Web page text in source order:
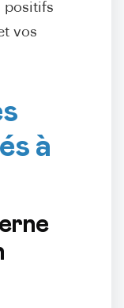
positifs
vos
à